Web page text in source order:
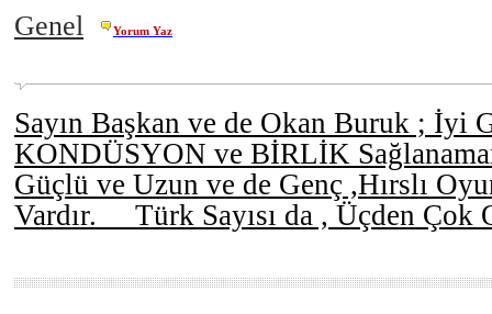
Genel Yorum Yaz
Sayın Başkan ve de Okan Buruk ; İyi
KONDÜSYON ve BİRLİK
Güçlü ve Uzun ve de Genç ,Hırslı
Vardır. Türk Sayısı da , Üçden Çok